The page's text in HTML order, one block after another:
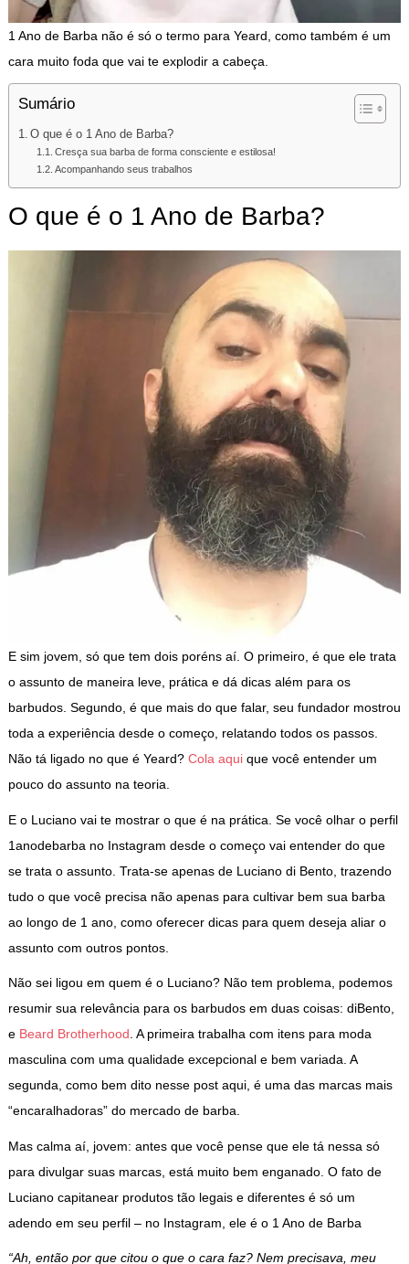
1 Ano de Barba não é só o termo para Yeard, como também é um
cara muito foda que vai te explodir a cabeça.
Sumário
O que é o 1 Ano de Barba?
Cresça sua barba de forma consciente e estilosa!
Acompanhando seus trabalhos
O que é o 1 Ano de Barba?
E sim jovem, só que tem dois poréns aí. O primeiro, é que ele trata
o assunto de maneira leve, prática e dá dicas além para os
barbudos. Segundo, é que mais do que falar, seu fundador mostrou
toda a experiência desde o começo, relatando todos os passos.
Não tá ligado no que é Yeard? Cola aquique você entender um
pouco do assunto na teoria.
E o Luciano vai te mostrar o que é na prática. Se você olhar o perfil
1anodebarba no Instagram desde o começo vai entender do que
se trata o assunto. Trata-se apenas de Luciano di Bento, trazendo
tudo o que você precisa não apenas para cultivar bem sua barba
ao longo de 1 ano, como oferecer dicas para quem deseja aliar o
assunto com outros pontos.
Não sei ligou em quem é o Luciano? Não tem problema, podemos
resumir sua relevância para os barbudos em duas coisas: diBento,
e Beard Brotherhood. A primeira trabalha com itens para moda
masculina com uma qualidade excepcional e bem variada. A
segunda, como bem dito nesse post aqui, é uma das marcas mais
“encaralhadoras” do mercado de barba.
Mas calma aí, jovem: antes que você pense que ele tá nessa só
para divulgar suas marcas, está muito bem enganado. O fato de
Luciano capitanear produtos tão legais e diferentes é só um
adendo em seu perfil – no Instagram, ele é o 1 Ano de Barba
“Ah, então por que citou o que o cara faz? Nem precisava, meu